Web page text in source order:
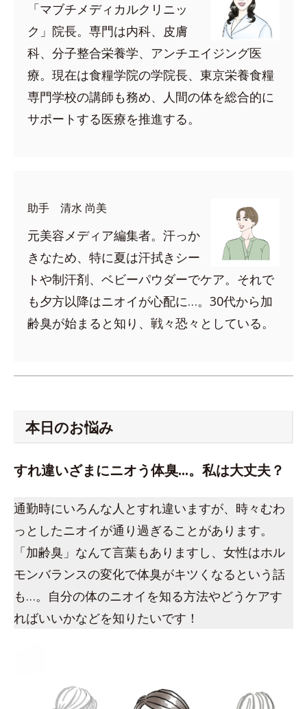
「マブチメディカルクリニッ
ク」院長。専門は内科、皮膚
科、分子整合栄養学、アンチエイジング医
療。現在は食糧学院の学院長、東京栄養食糧
専門学校の講師も務め、人間の体を総合的に
サポートする医療を推進する。
助手 清水 尚美
元美容メディア編集者。汗っか
きなため、特に夏は汗拭きシー
トや制汗剤、ベビーパウダーでケア。それで
も夕方以降はニオイが心配に…。30代から加
齢臭が始まると知り、戦々恐々としている。
本日のお悩み
すれ違いざまにニオう体臭…。私は大丈夫？
通勤時にいろんな人とすれ違いますが、時々むわ
っとしたニオイが通り過ぎることがあります。
「加齢臭」なんて言葉もありますし、女性はホル
モンバランスの変化で体臭がキツくなるという話
も…。自分の体のニオイを知る方法やどうケアす
ればいいかなどを知りたいです！